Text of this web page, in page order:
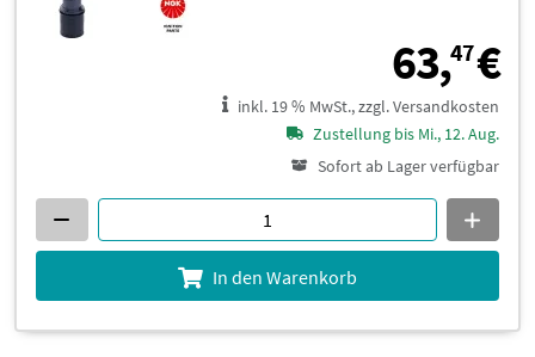
63,47€
inkl. 19 % MwSt., zzgl. Versandkosten
Zustellung bis Mi., 12. Aug.
Sofort ab Lager verfügbar
In den Warenkorb